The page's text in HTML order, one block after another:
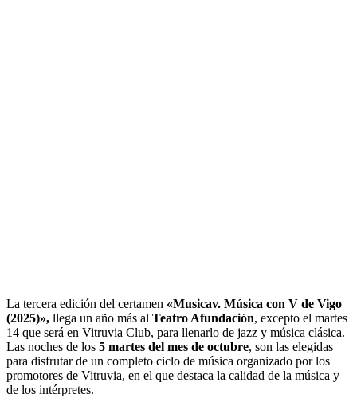
La tercera edición del certamen «Musicav. Música con V de Vigo
(2025)», llega un año más al Teatro Afundación, excepto el martes
14 que será en Vitruvia Club, para llenarlo de jazz y música clásica.
Las noches de los 5 martes del mes de octubre, son las elegidas
para disfrutar de un completo ciclo de música organizado por los
promotores de Vitruvia, en el que destaca la calidad de la música y
de los intérpretes.